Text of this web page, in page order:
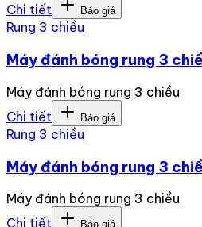
Chi tiết
Báo giá
Rung 3 chiều
Máy đánh bóng rung 3
Máy đánh bóng rung 3 chiều
Chi tiết
Báo giá
Rung 3 chiều
Máy đánh bóng rung 3
Máy đánh bóng rung 3 chiều
Chi tiết
Báo giá